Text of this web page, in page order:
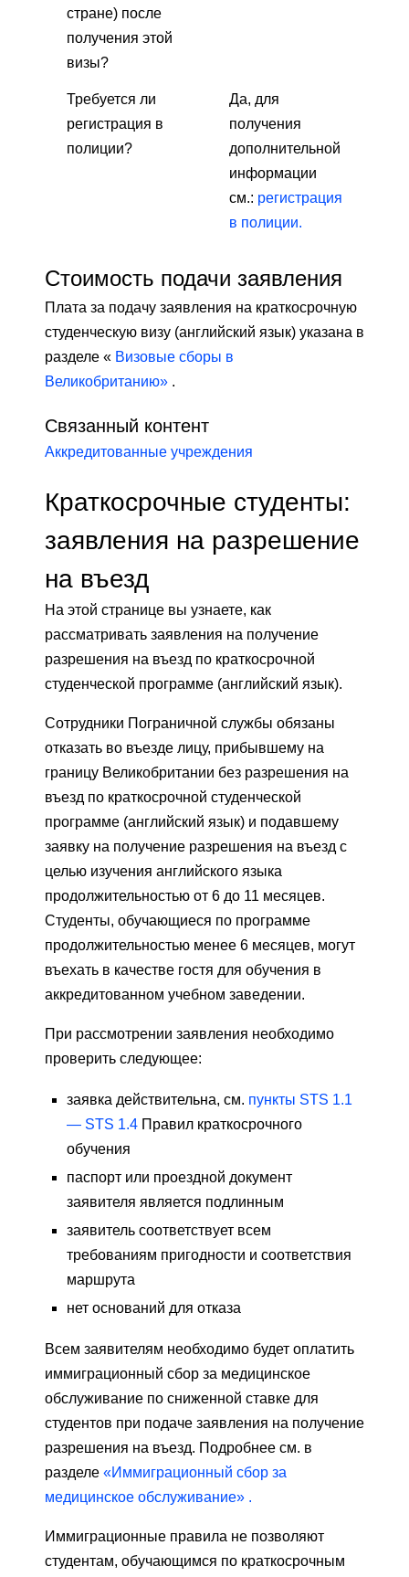
стране) после
получения этой
визы?
Требуется ли
регистрация в
полиции?
Да, для
получения
дополнительной
информации
см.: регистрация
в полиции.
Стоимость подачи заявления
Плата за подачу заявления на краткосрочную
студенческую визу (английский язык) указана в
разделе « Визовые сборы в
Великобританию» .
Связанный контент
Аккредитованные учреждения
Краткосрочные студенты:
заявления на разрешение
на въезд
На этой странице вы узнаете, как
рассматривать заявления на получение
разрешения на въезд по краткосрочной
студенческой программе (английский язык).
Сотрудники Пограничной службы обязаны
отказать во въезде лицу, прибывшему на
границу Великобритании без разрешения на
въезд по краткосрочной студенческой
программе (английский язык) и подавшему
заявку на получение разрешения на въезд с
целью изучения английского языка
продолжительностью от 6 до 11 месяцев.
Студенты, обучающиеся по программе
продолжительностью менее 6 месяцев, могут
въехать в качестве гостя для обучения в
аккредитованном учебном заведении.
При рассмотрении заявления необходимо
проверить следующее:
заявка действительна, см. пункты STS 1.1
— STS 1.4 Правил краткосрочного
обучения
паспорт или проездной документ
заявителя является подлинным
заявитель соответствует всем
требованиям пригодности и соответствия
маршрута
нет оснований для отказа
Всем заявителям необходимо будет оплатить
иммиграционный сбор за медицинское
обслуживание по сниженной ставке для
студентов при подаче заявления на получение
разрешения на въезд. Подробнее см. в
разделе «Иммиграционный сбор за
медицинское обслуживание» .
Иммиграционные правила не позволяют
студентам, обучающимся по краткосрочным